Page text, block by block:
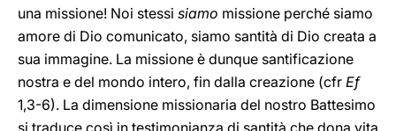
una missione! Noi stessi siamo missione perché siamo
amore di Dio comunicato, siamo santità di Dio creata a
sua immagine. La missione è dunque santificazione
nostra e del mondo intero, fin dalla creazione (cfr Ef
1,3-6). La dimensione missionaria del nostro Battesimo
si traduce così in testimonianza di santità che dona vita